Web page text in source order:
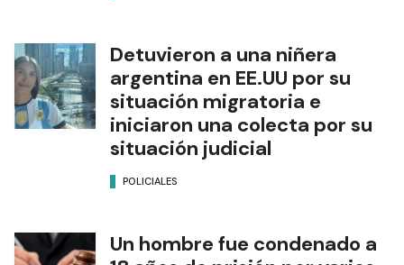
Detuvieron a una niñera
argentina en EE.UU por su
situación migratoria e
iniciaron una colecta por su
situación judicial
POLICIALES
Un hombre fue condenado a